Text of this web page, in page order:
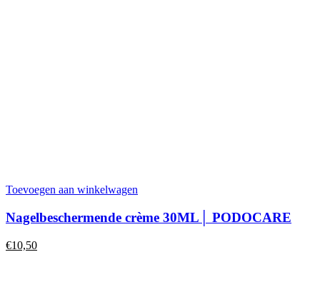
Toevoegen aan winkelwagen
Nagelbeschermende crème 30ML│ PODOCARE
€10,50